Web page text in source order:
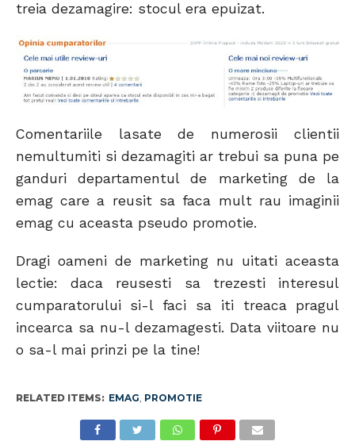
treia dezamagire: stocul era epuizat.
Comentariile lasate de numerosii clientii
nemultumiti si dezamagiti ar trebui sa puna pe
ganduri departamentul de marketing de la
emag care a reusit sa faca mult rau imaginii
emag cu aceasta pseudo promotie.
Dragi oameni de marketing nu uitati aceasta
lectie: daca reusesti sa trezesti interesul
cumparatorului si-l faci sa iti treaca pragul
incearca sa nu-l dezamagesti. Data viitoare nu
o sa-l mai prinzi pe la tine!
RELATED ITEMS: EMAG PROMOTIE